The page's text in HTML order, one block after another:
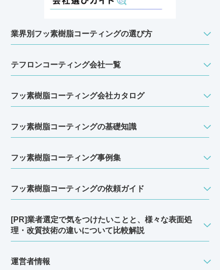
業界別フッ素樹脂コーティングの選び方
テフロンコーティング会社一覧
フッ素樹脂コーティング会社カタログ
フッ素樹脂コーティングの基礎知識
フッ素樹脂コーティング事例集
フッ素樹脂コーティングの依頼ガイド
[PR]業者選定で気をつけたいことと、様々な表面処
理・改質技術の違いについて比較解説
運営者情報